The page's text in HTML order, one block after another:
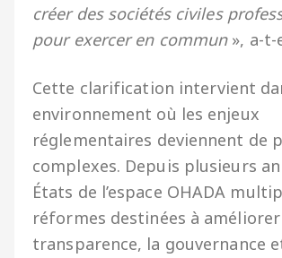
créer des sociétés civiles
pour exercer en commun», a-t-
Cette clarification intervient
environnement où les enjeux
réglementaires deviennent de
complexes. Depuis plusieurs
États de l’espace OHADA
réformes destinées à
transparence, la gouvernance